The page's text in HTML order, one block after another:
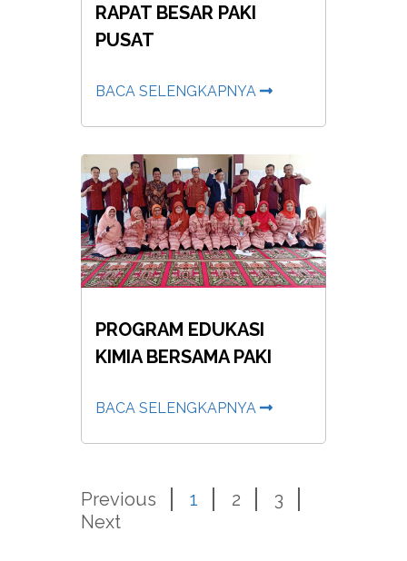
RAPAT BESAR PAKI
PUSAT
BACA SELENGKAPNYA
PROGRAM EDUKASI
KIMIA BERSAMA PAKI
BACA SELENGKAPNYA
Previous 1 2
3
Next